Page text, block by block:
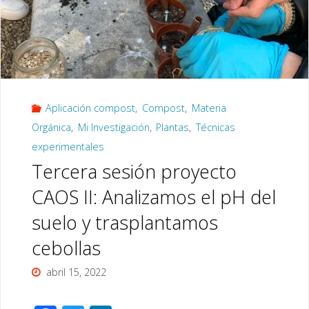
de
difuntos.
Abramos
el
Desgranando
Ciencia
(28
Aplicación compost, Compost, Materia
Orgánica, Mi Investigación, Plantas, Técnicas
experimentales
Tercera sesión proyecto
CAOS II: Analizamos el pH del
suelo y trasplantamos
cebollas
abril 15, 2022